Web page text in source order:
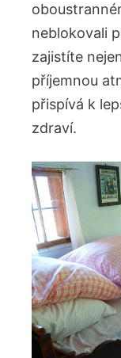
neblokovali
zajistíte
příjemnou
přispívá k
zdraví.